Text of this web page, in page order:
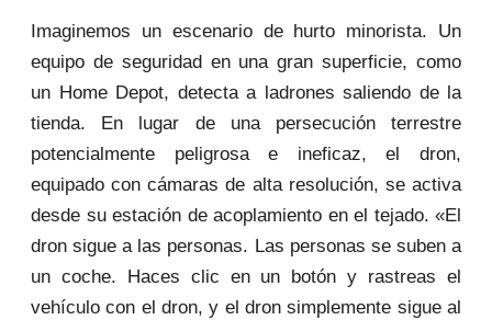
Imaginemos un escenario de hurto minorista. Un
equipo de seguridad en una gran superficie, como
un Home Depot, detecta a ladrones saliendo de la
tienda. En lugar de una persecución terrestre
potencialmente peligrosa e ineficaz, el dron,
equipado con cámaras de alta resolución, se activa
desde su estación de acoplamiento en el tejado. «El
dron sigue a las personas. Las personas se suben a
un coche. Haces clic en un botón y rastreas el
vehículo con el dron, y el dron simplemente sigue al